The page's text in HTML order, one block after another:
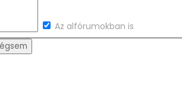
Az alfórumokban is